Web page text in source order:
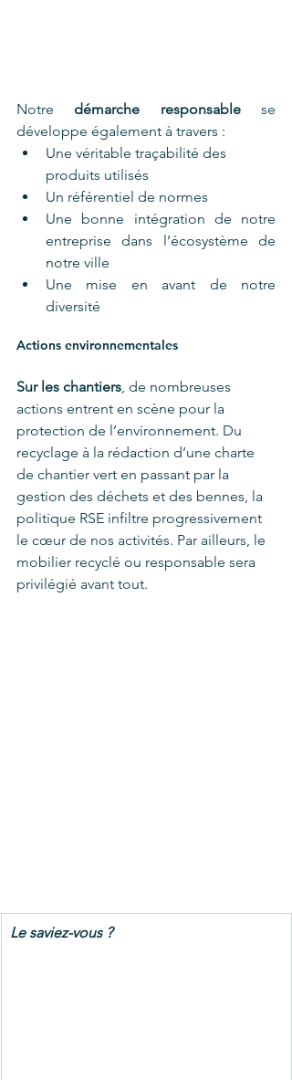
Notre démarche responsable se
développe également à travers :
Une véritable traçabilité des
produits utilisés
Un référentiel de normes
Une bonne intégration de notre
entreprise dans l’écosystème de
notre ville
Une mise en avant de notre
diversité
Actions environnementales
Sur les chantiers, de nombreuses
actions entrent en scène pour la
protection de l’environnement. Du
recyclage à la rédaction d’une charte
de chantier vert en passant par la
gestion des déchets et des bennes, la
politique RSE infiltre progressivement
le cœur de nos activités. Par ailleurs, le
mobilier recyclé ou responsable sera
privilégié avant tout.
Le saviez-vous ?